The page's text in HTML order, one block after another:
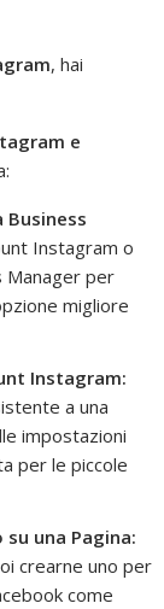
, hai
e
Instagram o
Manager per
migliore
Instagram:
a una
impostazioni
per le piccole
una Pagina:
crearne uno per
come